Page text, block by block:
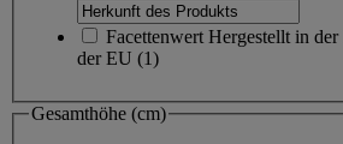
Facettenwert Hergestellt in der
der EU (1)
Gesamthöhe (cm)